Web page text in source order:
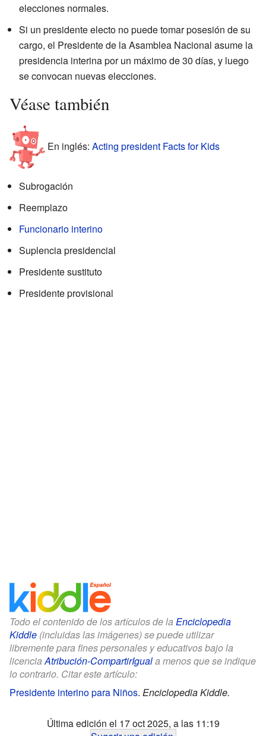
elecciones normales.
Si un presidente electo no puede tomar posesión de su
cargo, el Presidente de la Asamblea Nacional asume la
presidencia interina por un máximo de 30 días, y luego
se convocan nuevas elecciones.
Véase también
En inglés: Acting president Facts for Kids
Subrogación
Reemplazo
Funcionario interino
Suplencia presidencial
Presidente sustituto
Presidente provisional
Todo el contenido de los artículos de la Enciclopedia
Kiddle (incluidas las imágenes) se puede utilizar
libremente para fines personales y educativos bajo la
licencia Atribución-CompartirIguala menos que se indique
lo contrario. Citar este artículo:
Presidente interino para Niños. Enciclopedia Kiddle.
Última edición el 17 oct 2025, a las 11:19